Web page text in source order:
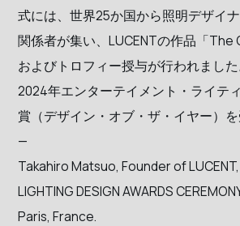
式には、世界25か国から照明デザイ
関係者が集い、LUCENTの作品「
およびトロフィー授与が行われました
2024年エンターテイメント・ライテ
賞（デザイン・オブ・ザ・イヤー）を
—
Takahiro Matsuo, Founder of
LIGHTING DESIGN AWARDS
Paris, France.